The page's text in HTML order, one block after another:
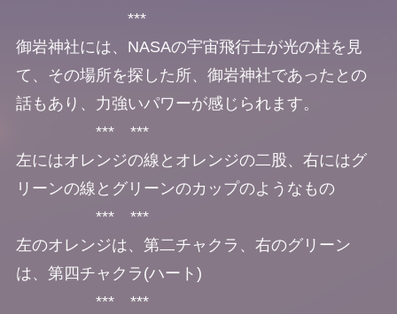
***
御岩神社には、NASAの宇宙飛行士が光の柱を見
て、その場所を探した所、御岩神社であったとの
話もあり、力強いパワーが感じられます。
*** ***
左にはオレンジの線とオレンジの二股、右にはグ
リーンの線とグリーンのカップのようなもの
*** ***
左のオレンジは、第二チャクラ、右のグリーン
は、第四チャクラ(ハート)
*** ***